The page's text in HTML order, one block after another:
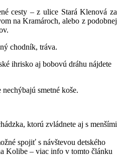
cesty – z ulice Stará Klenová za
na Kramároch, alebo z podobnej
chodník, tráva.
ihrisko aj bobovú dráhu nájdete
smetné koše.
ktorú zvládnete aj s menšími
spojiť s návštevou detského
Kolibe – viac info v tomto článku